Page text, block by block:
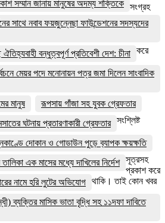
সম্মান জানায় মানুষের অদম্য শক্তিকে
সাথে নবাব ফয়জুন্নেছা ফাউন্ডেশনের সদস্যদের
ঐতিহ্যবাহী বন্ধুত্বপূর্ণ প্রতিবেশী দেশ: চীনা
মেয়র পদে মনোনায়ন পত্র জমা দিলেন সাংবাদিক
মানুষ
রূপসায় গাঁজা সহ যুবক গ্রেফতার
ঘটনায় প্রতারণাকারী গ্রেফতার
দোকান ও গোডাউন পুড়ে ব‍্যাপক ক্ষয়ক্ষতি
তালিকা এক মাসের মধ্যে দাখিলের নির্দেশ
নামে হরি লুটের অভিযোগ
ব্যক্তির মাসিক ভাতা বৃদ্ধি সহ ১১দফা দাবিতে
সংগ্রহ
করে
সংশ্লিষ্ট
সূত্রসহ
প্রকাশ করে
থাকি। তাই কোন খবর